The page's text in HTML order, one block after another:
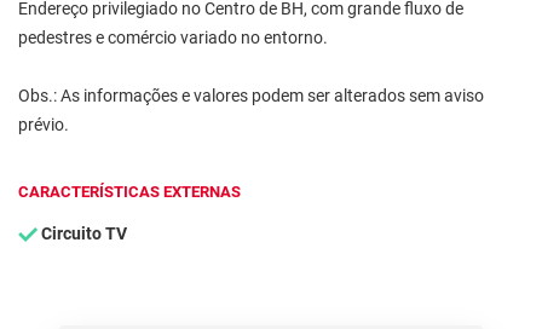
Endereço privilegiado no Centro de BH, com grande fluxo de
pedestres e comércio variado no entorno.
Obs.: As informações e valores podem ser alterados sem aviso
prévio.
CARACTERÍSTICAS EXTERNAS
Circuito TV